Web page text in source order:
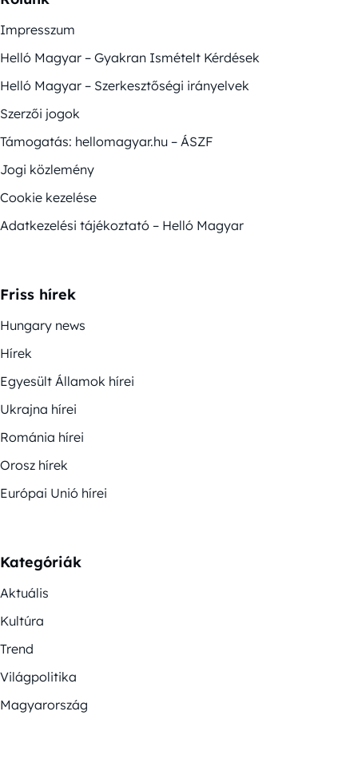
Impresszum
Helló Magyar – Gyakran Ismételt Kérdések
Helló Magyar – Szerkesztőségi irányelvek
Szerzői jogok
Támogatás: hellomagyar.hu – ÁSZF
Jogi közlemény
Cookie kezelése
Adatkezelési tájékoztató – Helló Magyar
Friss hírek
Hungary news
Hírek
Egyesült Államok hírei
Ukrajna hírei
Románia hírei
Orosz hírek
Európai Unió hírei
Kategóriák
Aktuális
Kultúra
Trend
Világpolitika
Magyarország